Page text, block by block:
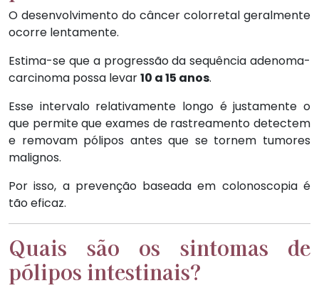
O desenvolvimento do câncer colorretal geralmente
ocorre lentamente.
Estima-se que a progressão da sequência adenoma-
carcinoma possa levar10 a 15 anos.
Esse intervalo relativamente longo é justamente o
que permite que exames de rastreamento detectem
e removam pólipos antes que se tornem tumores
malignos.
Por isso, a prevenção baseada em colonoscopia é
tão eficaz.
Quais são os sintomas de
pólipos intestinais?